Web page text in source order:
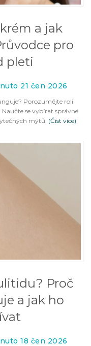
a jak
pro
pleti
21 čen 2026
Porozumějte roli
se vybírat správné
mýtů. (Číst více)
Proč
a jak ho
18 čen 2026